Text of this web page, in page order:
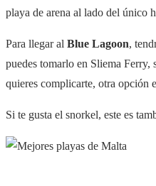
playa de arena al lado del único
Para llegar al Blue Lagoon,
puedes tomarlo en Sliema Ferry,
quieres complicarte, otra opción
Si te gusta el snorkel, este es